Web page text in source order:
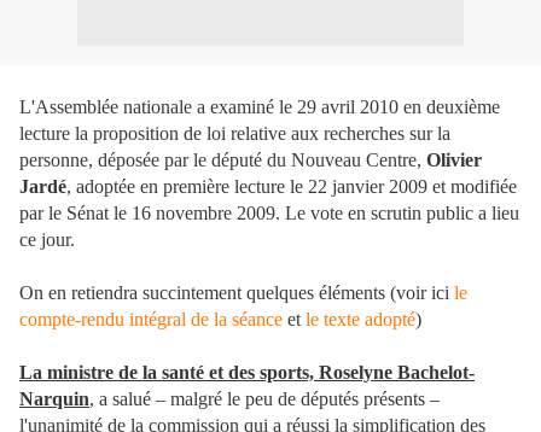
L'Assemblée nationale a examiné le 29 avril 2010 en deuxième
lecture la proposition de loi relative aux recherches sur la
personne, déposée par le député du Nouveau Centre, Olivier
Jardé, adoptée en première lecture le 22 janvier 2009 et modifiée
par le Sénat le 16 novembre 2009. Le vote en scrutin public a lieu
ce jour.
On en retiendra succintement quelques éléments (voir ici le
compte-rendu intégral de la séance et le texte adopté)
La ministre de la santé et des sports, Roselyne Bachelot-
Narquin, a salué – malgré le peu de députés présents –
l'unanimité de la commission qui a réussi la simplification des